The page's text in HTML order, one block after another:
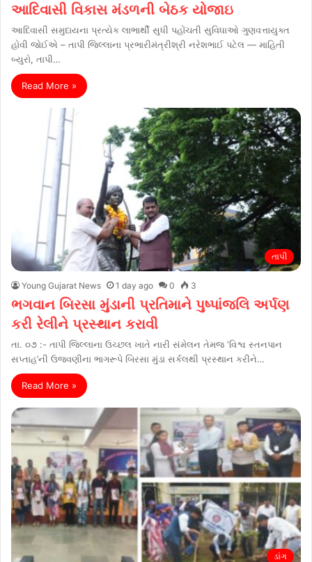
આદિવાસી વિકાસ મંડળની બેઠક યોજાઇ
આદિવાસી સમુદાયના પ્રત્યેક લાભાર્થી સુધી પહોંચતી સુવિધાઓ ગુણવત્તાયુક્ત
હોવી જોઈએ – તાપી જિલ્લાના પ્રભારીમંત્રીશ્રી નરેશભાઈ પટેલ — માહિતી
બ્યુરો, તાપી…
Read More »
તાપી
Young Gujarat News 1 day ago 0 3
ભગવાન બિરસા મુંડાની પ્રતિમાને પુષ્પાંજલિ અર્પણ
કરી રેલીને પ્રસ્થાન કરાવી
તા. ૦૭ :- તાપી જિલ્લાના ઉચ્છલ ખાતે નારી સંમેલન તેમજ ‘વિશ્વ સ્તનપાન
સપ્તાહ’ની ઉજવણીના ભાગરૂપે બિરસા મુંડા સર્કલથી પ્રસ્થાન કરીને…
Read More »
ડાંગ